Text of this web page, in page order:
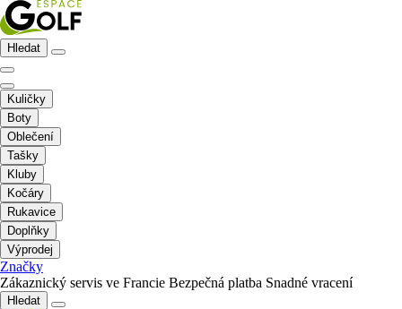
Hledat
Kuličky
Boty
Oblečení
Tašky
Kluby
Kočáry
Rukavice
Doplňky
Výprodej
Značky
Zákaznický servis ve Francie Bezpečná platba Snadné vracení
Hledat